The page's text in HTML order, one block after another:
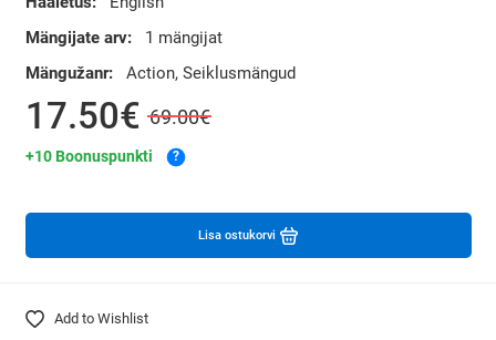
Mängijate arv:
1 mängijat
Mängužanr:
Action, Seiklusmängud
17.50€ 69.00€
+10 Boonuspunkti ?
Lisa ostukorvi
Add to Wishlist